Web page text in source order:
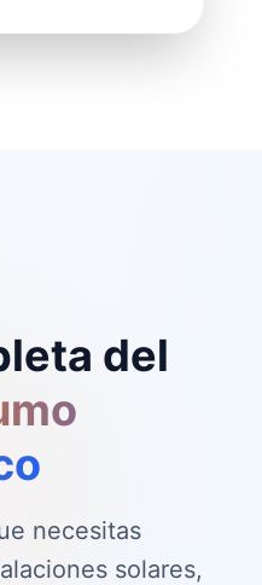
del
necesitas
solares,